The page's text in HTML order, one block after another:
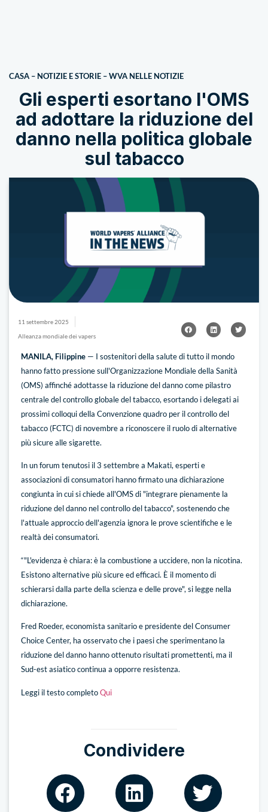
CASA – NOTIZIE E STORIE –WVA NELLE NOTIZIE
Gli esperti esortano l'OMS
ad adottare la riduzione del
danno nella politica globale
sul tabacco
11 settembre 2025
Alleanza mondiale dei vapers
MANILA, Filippine — I sostenitori della salute di tutto il mondo
hanno fatto pressione sull'Organizzazione Mondiale della Sanità
(OMS) affinché adottasse la riduzione del danno come pilastro
centrale del controllo globale del tabacco, esortando i delegati ai
prossimi colloqui della Convenzione quadro per il controllo del
tabacco (FCTC) di novembre a riconoscere il ruolo di alternative
più sicure alle sigarette.
In un forum tenutosi il 3 settembre a Makati, esperti e
associazioni di consumatori hanno firmato una dichiarazione
congiunta in cui si chiede all'OMS di "integrare pienamente la
riduzione del danno nel controllo del tabacco", sostenendo che
l'attuale approccio dell'agenzia ignora le prove scientifiche e le
realtà dei consumatori.
“"L'evidenza è chiara: è la combustione a uccidere, non la nicotina.
Esistono alternative più sicure ed efficaci. È il momento di
schierarsi dalla parte della scienza e delle prove", si legge nella
dichiarazione.
Fred Roeder, economista sanitario e presidente del Consumer
Choice Center, ha osservato che i paesi che sperimentano la
riduzione del danno hanno ottenuto risultati promettenti, ma il
Sud-est asiatico continua a opporre resistenza.
Leggi il testo completoQui
Condividere